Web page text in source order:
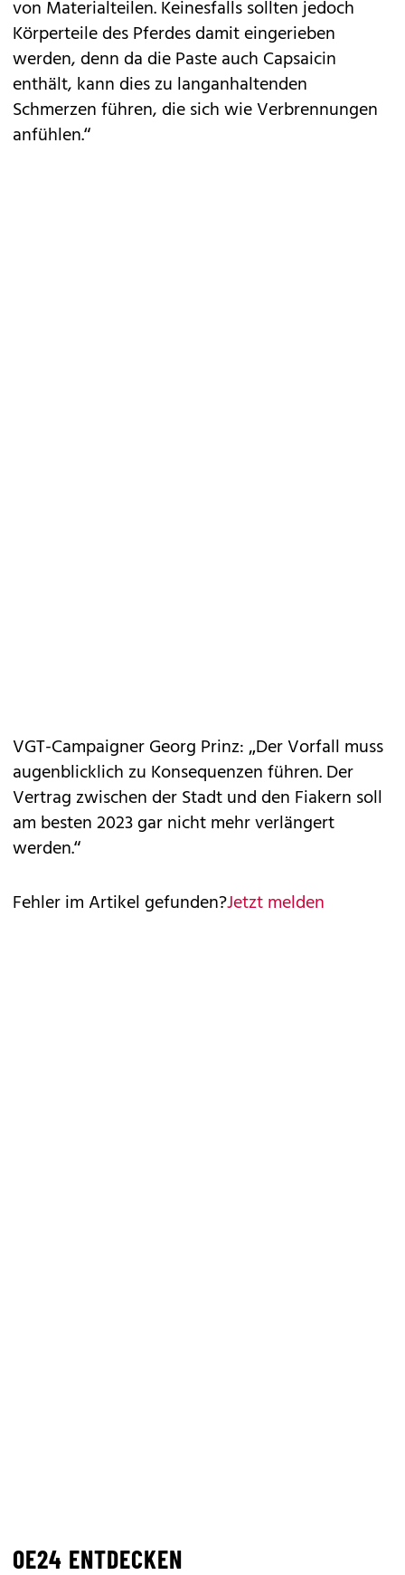
von Materialteilen. Keinesfalls sollten jedoch
Körperteile des Pferdes damit eingerieben
werden, denn da die Paste auch Capsaicin
enthält, kann dies zu langanhaltenden
Schmerzen führen, die sich wie Verbrennungen
anfühlen.“
VGT-Campaigner Georg Prinz: „Der Vorfall muss
augenblicklich zu Konsequenzen führen. Der
Vertrag zwischen der Stadt und den ­Fiakern soll
am besten 2023 gar nicht mehr verlängert
werden.“
Fehler im Artikel gefunden?Jetzt melden
OE24 ENTDECKEN